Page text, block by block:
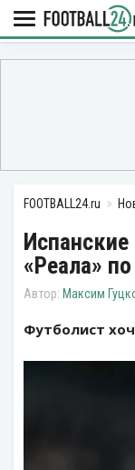
FOOTBALL24.ru
«Реала»
Максим
Футболист